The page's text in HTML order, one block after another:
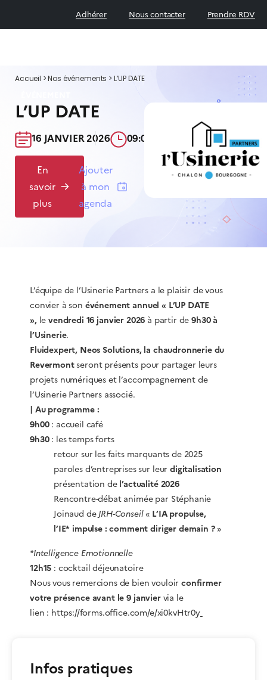
Adhérer Nous contacter Prendre RDV
Accueil >Nos événements > L’UP DATE
L’UP DATE
16 JANVIER 2026​ 09:00-13:00​
En
savoir
plus
Ajouter
à mon
agenda
L’équipe de l’Usinerie Partners a le plaisir de vous
convier à son événement annuel « L’UP DATE
», levendredi 16 janvier 2026 à partir de9h30 à
l’Usinerie.
Fluidexpert, Neos Solutions, la chaudronnerie du
Revermontseront présents pour partager leurs
projets numériques et l’accompagnement de
l’Usinerie Partners associé.
| Au programme :
9h00: accueil café
9h30: les temps forts
retour sur les faits marquants de 2025
paroles d’entreprises sur leur digitalisation
présentation del’actualité 2026
Rencontre-débat animée par Stéphanie
Joinaud deJRH-Conseil« L’IA propulse,
l’IE* impulse : comment diriger demain ?»
*Intelligence Emotionnelle
12h15 : cocktail déjeunatoire
Nous vous remercions de bien vouloirconfirmer
votre présence avant le 9 janviervia le
lien : https://forms.office.com/e/xi0kvHtr0y
Infos pratiques